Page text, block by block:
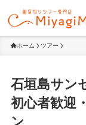
ホーム ツアー
石垣島サン
初心者歓迎
ン